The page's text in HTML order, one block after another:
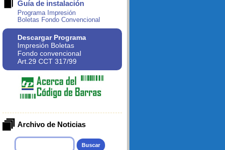
Guía de instalación
Programa Impresión
Boletas Fondo Convencional
Descargar Programa
Impresión Boletas
Fondo convencional
Art.29 CCT 317/99
Archivo de Noticias
Buscar: